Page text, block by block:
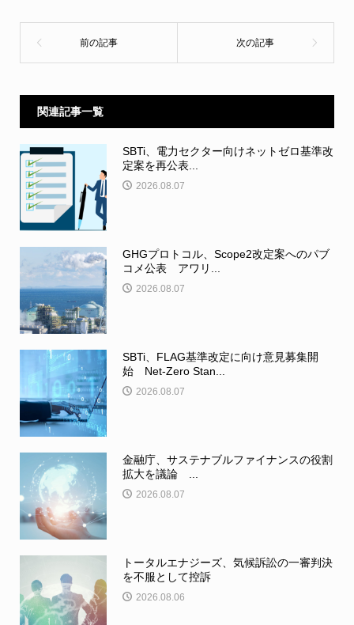
関連記事一覧
SBTi、電力セクター向けネットゼロ基準改
定案を再公表...
2026.08.07
GHGプロトコル、Scope2改定案へのパブ
コメ公表 アワリ...
2026.08.07
SBTi、FLAG基準改定に向け意見募集開
始 Net-Zero Stan...
2026.08.07
金融庁、サステナブルファイナンスの役割
拡大を議論 ...
2026.08.07
トータルエナジーズ、気候訴訟の一審判決
を不服として控訴
2026.08.06